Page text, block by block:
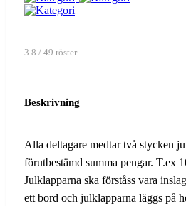
3.8 / 49 röster
Beskrivning
Alla deltagare medtar två stycken
förutbestämd summa pengar. T.ex
Julklapparna ska förståss vara
ett bord och julklapparna läggs på